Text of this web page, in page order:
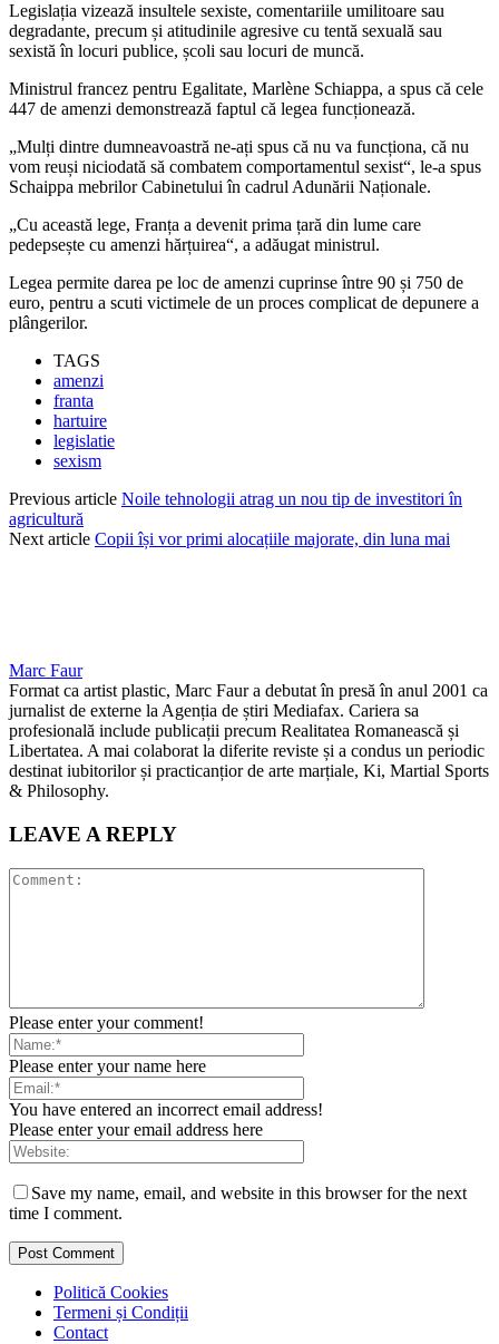
Legislația vizează insultele sexiste, comentariile umilitoare sau
degradante, precum și atitudinile agresive cu tentă sexuală sau
sexistă în locuri publice, școli sau locuri de muncă.
Ministrul francez pentru Egalitate, Marlène Schiappa, a spus că cele
447 de amenzi demonstrează faptul că legea funcționează.
„Mulți dintre dumneavoastră ne-ați spus că nu va funcționa, că nu
vom reuși niciodată să combatem comportamentul sexist“, le-a spus
Schaippa mebrilor Cabinetului în cadrul Adunării Naționale.
„Cu această lege, Franța a devenit prima țară din lume care
pedepsește cu amenzi hărțuirea“, a adăugat ministrul.
Legea permite darea pe loc de amenzi cuprinse între 90 și 750 de
euro, pentru a scuti victimele de un proces complicat de depunere a
plângerilor.
TAGS
amenzi
franta
hartuire
legislatie
sexism
Previous article Noile tehnologii atrag un nou tip de investitori în
agricultură
Next article Copii își vor primi alocațiile majorate, din luna mai
Marc Faur
Format ca artist plastic, Marc Faur a debutat în presă în anul 2001 ca
jurnalist de externe la Agenția de știri Mediafax. Cariera sa
profesională include publicații precum Realitatea Romanească și
Libertatea. A mai colaborat la diferite reviste și a condus un periodic
destinat iubitorilor și practicanțior de arte marțiale, Ki, Martial Sports
& Philosophy.
LEAVE A REPLY
Please enter your comment!
Please enter your name here
You have entered an incorrect email address!
Please enter your email address here
Save my name, email, and website in this browser for the next
time I comment.
Politică Cookies
Termeni și Condiții
Contact